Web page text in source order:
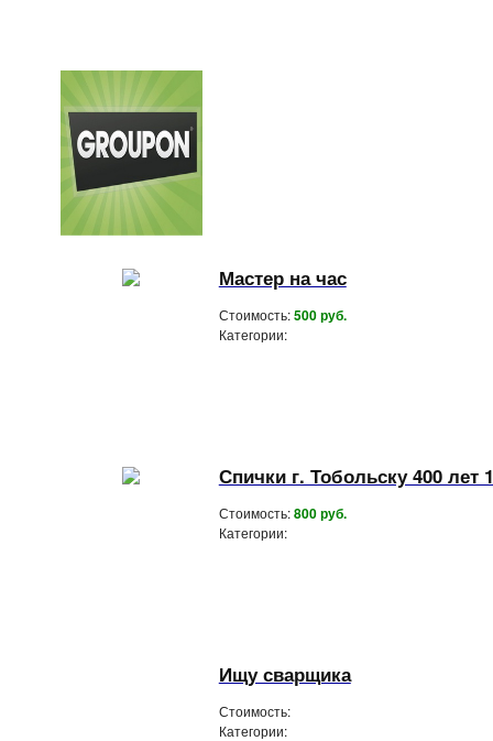
Мастер на час
Стоимость:500 руб.
Категории:
Спички г. Тобольску 400
Стоимость:800 руб.
Категории:
Ищу сварщика
Стоимость:
Категории: